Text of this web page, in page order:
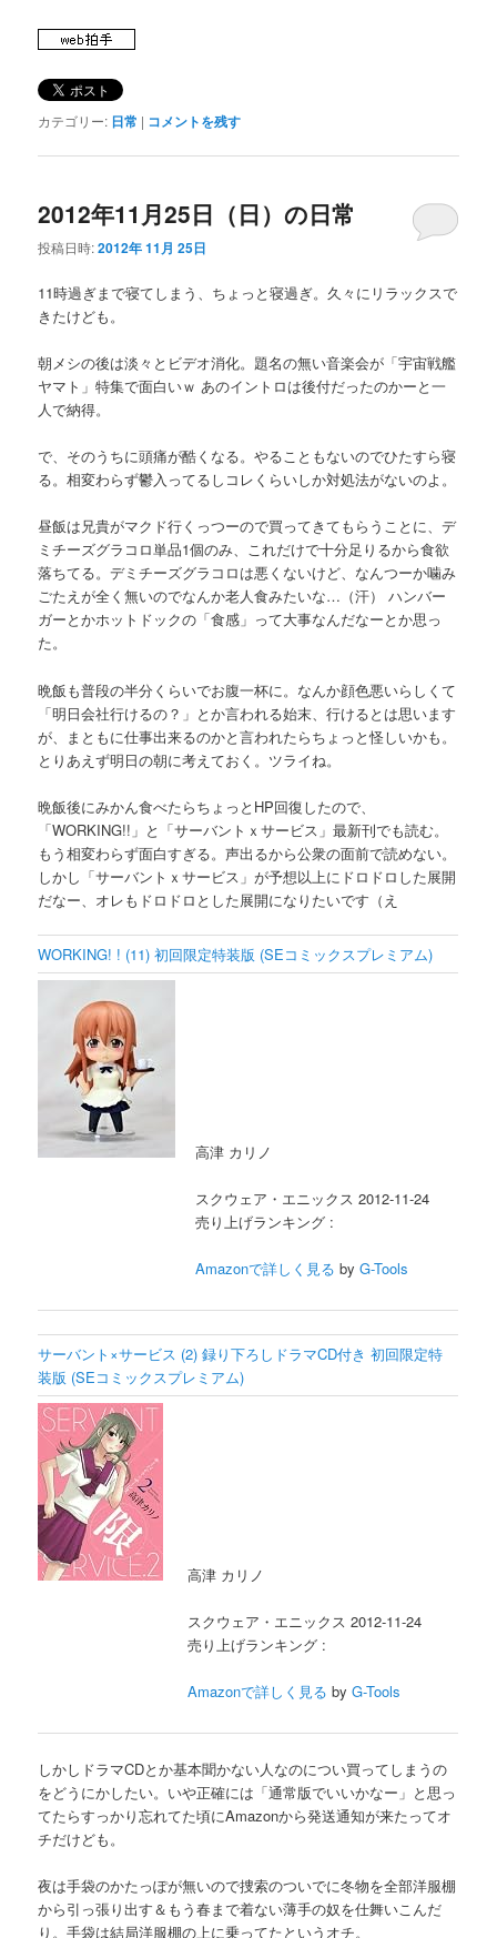
カテゴリー: 日常 | コメントを残す
2012年11月25日（日）の日常
投稿日時:2012年 11月 25日
11時過ぎまで寝てしまう、ちょっと寝過ぎ。久々にリラックスで
きたけども。
朝メシの後は淡々とビデオ消化。題名の無い音楽会が「宇宙戦艦
ヤマト」特集で面白いｗ あのイントロは後付だったのかーと一
人で納得。
で、そのうちに頭痛が酷くなる。やることもないのでひたすら寝
る。相変わらず鬱入ってるしコレくらいしか対処法がないのよ。
昼飯は兄貴がマクド行くっつーので買ってきてもらうことに、デ
ミチーズグラコロ単品1個のみ、これだけで十分足りるから食欲
落ちてる。デミチーズグラコロは悪くないけど、なんつーか噛み
ごたえが全く無いのでなんか老人食みたいな…（汗） ハンバー
ガーとかホットドックの「食感」って大事なんだなーとか思っ
た。
晩飯も普段の半分くらいでお腹一杯に。なんか顔色悪いらしくて
「明日会社行けるの？」とか言われる始末、行けるとは思います
が、まともに仕事出来るのかと言われたらちょっと怪しいかも。
とりあえず明日の朝に考えておく。ツライね。
晩飯後にみかん食べたらちょっとHP回復したので、
「WORKING!!」と「サーバントｘサービス」最新刊でも読む。
もう相変わらず面白すぎる。声出るから公衆の面前で読めない。
しかし「サーバントｘサービス」が予想以上にドロドロした展開
だなー、オレもドロドロとした展開になりたいです（え
WORKING! ! (11) 初回限定特装版 (SEコミックスプレミアム)
高津 カリノ
スクウェア・エニックス 2012-11-24
売り上げランキング :
Amazonで詳しく見る byG-Tools
サーバント×サービス (2) 録り下ろしドラマCD付き 初回限定特
装版 (SEコミックスプレミアム)
高津 カリノ
スクウェア・エニックス 2012-11-24
売り上げランキング :
Amazonで詳しく見る byG-Tools
しかしドラマCDとか基本聞かない人なのについ買ってしまうの
をどうにかしたい。いや正確には「通常版でいいかなー」と思っ
てたらすっかり忘れてた頃にAmazonから発送通知が来たってオ
チだけども。
夜は手袋のかたっぽが無いので捜索のついでに冬物を全部洋服棚
から引っ張り出す＆もう春まで着ない薄手の奴を仕舞いこんだ
り。手袋は結局洋服棚の上に乗ってたというオチ。